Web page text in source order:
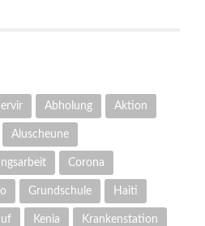
Abholung Aktion
Aluscheune
Corona
Grundschule Haiti
Kenia Krankenstation